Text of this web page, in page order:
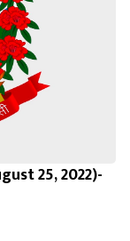
25, 2022)-